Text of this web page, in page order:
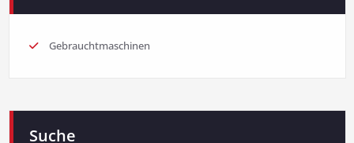
Gebrauchtmaschinen
Suche